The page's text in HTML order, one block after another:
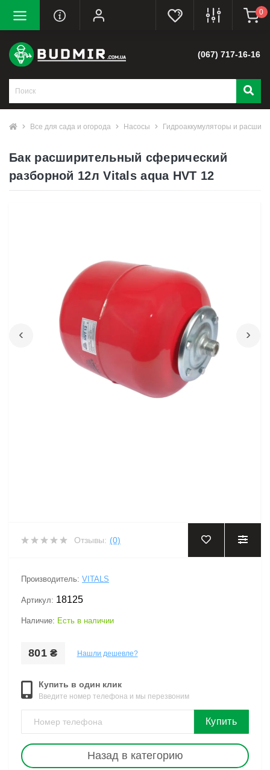
0
(067) 717-16-16
Все для сада и огорода Насосы Гидроаккумуляторы и
Бак расширительный сферический
разборной 12л Vitals aqua HVT 12
‹ ›
Отзывы: (0)
Производитель: VITALS
Артикул: 18125
Наличие: Есть в наличии
801 ₴ Нашли дешевле?
Купить в один клик
Введите номер телефона и мы перезвоним
Купить
Назад в категорию